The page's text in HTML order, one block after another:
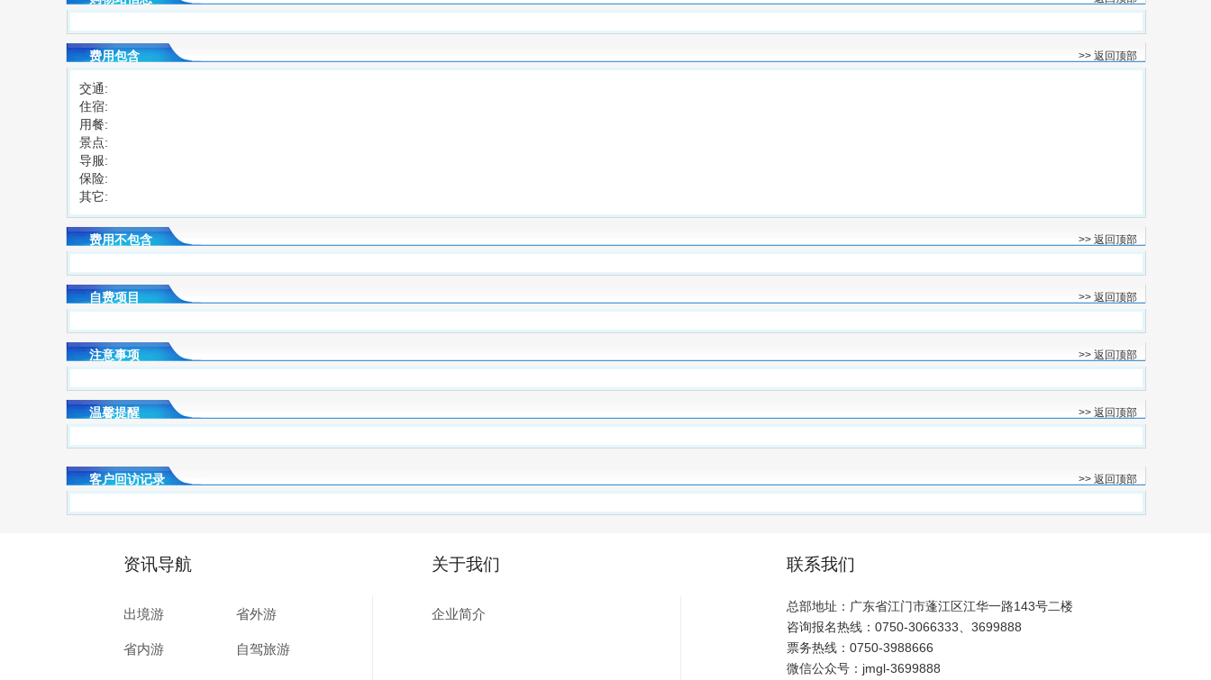
费用包含 >> 返回顶部
交通:
住宿:
用餐:
景点:
导服:
保险:
其它:
费用不包含 >> 返回顶部
自费项目 >> 返回顶部
注意事项 >> 返回顶部
温馨提醒 >> 返回顶部
客户回访记录 >> 返回顶部
资讯导航
出境游 省外游
省内游 自驾旅游
关于我们
企业简介
联系我们
总部地址：广东省江门市蓬江区江华一路143号二楼
咨询报名热线：0750-3066333、3699888
票务热线：0750-3988666
微信公众号：jmgl-3699888